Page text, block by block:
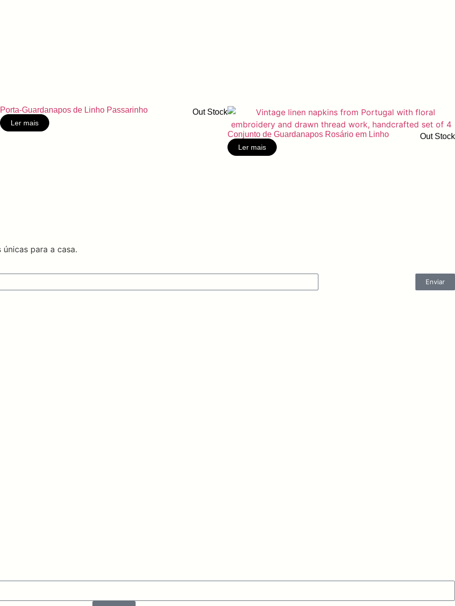
Porta-Guardanapos de Linho Passarinho
Ler mais
Out Stock
Conjunto de Guardanapos Rosário em Linho
Ler mais
Out Stock
para a casa.
Enviar